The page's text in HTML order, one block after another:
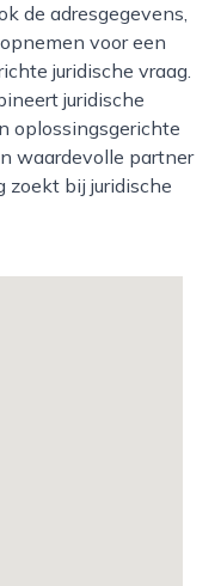
de adresgegevens,
voor een
juridische vraag.
juridische
oplossingsgerichte
waardevolle partner
zoekt bij juridische